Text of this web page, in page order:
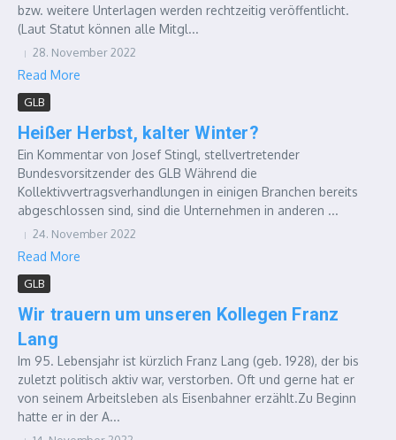
bzw. weitere Unterlagen werden rechtzeitig veröffentlicht.
(Laut Statut können alle Mitgl...
28. November 2022
Read More
GLB
Heißer Herbst, kalter Winter?
Ein Kommentar von Josef Stingl, stellvertretender
Bundesvorsitzender des GLB Während die
Kollektivvertragsverhandlungen in einigen Branchen bereits
abgeschlossen sind, sind die Unternehmen in anderen ...
24. November 2022
Read More
GLB
Wir trauern um unseren Kollegen Franz
Lang
Im 95. Lebensjahr ist kürzlich Franz Lang (geb. 1928), der bis
zuletzt politisch aktiv war, verstorben. Oft und gerne hat er
von seinem Arbeitsleben als Eisenbahner erzählt.Zu Beginn
hatte er in der A...